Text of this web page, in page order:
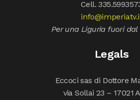
Cell.
Per una Liguria fuori dal
Legals
Eccoci sas di Dottore
via Sollai 23 – 17021